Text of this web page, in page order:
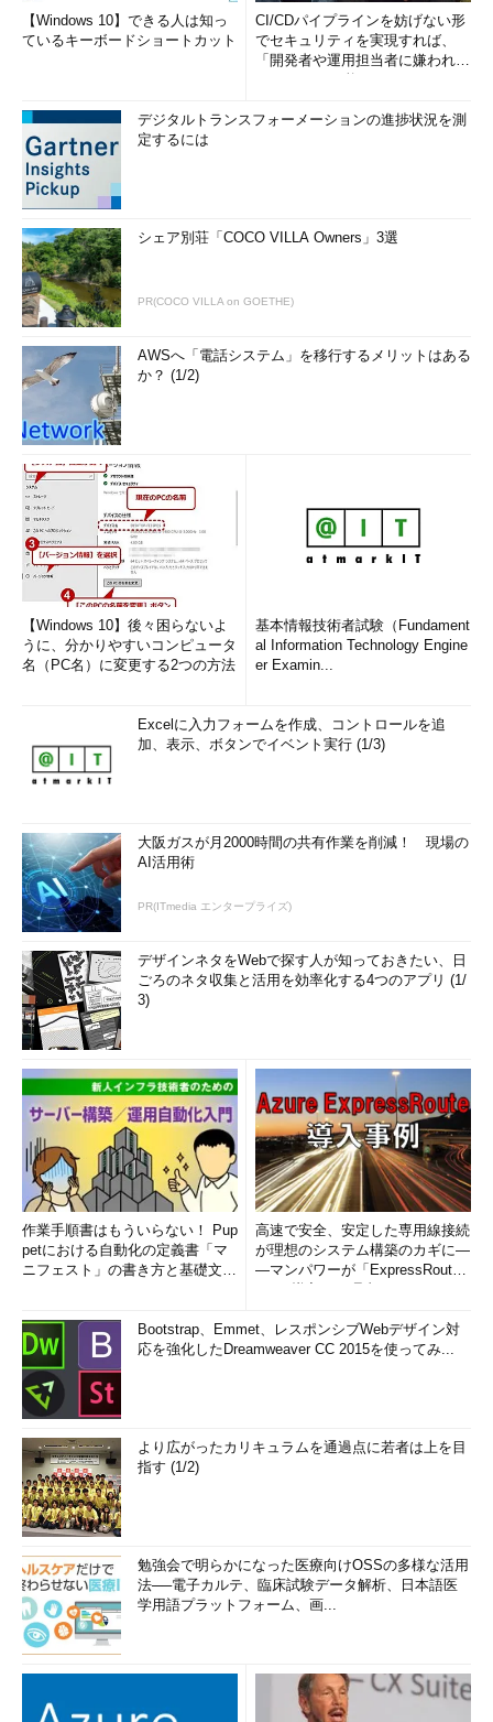
【Windows 10】できる人は知っ
ているキーボードショートカット
CI/CDパイプラインを妨げない形
でセキュリティを実現すれば、
「開発者や運用担当者に嫌われな
デジタルトランスフォーメーションの進捗状況を測
定するには
シェア別荘「COCO VILLA Owners」3選
PR(COCO VILLA on GOETHE)
AWSへ「電話システム」を移行するメリットはある
か？ (1/2)
【Windows 10】後々困らないよ
うに、分かりやすいコンピュータ
名（PC名）に変更する2つの方法
基本情報技術者試験（Fundament
al Information Technology Engine
er Examin...
Excelに入力フォームを作成、コントロールを追
加、表示、ボタンでイベント実行 (1/3)
大阪ガスが月2000時間の共有作業を削減！ 現場の
AI活用術
PR(ITmedia エンタープライズ)
デザインネタをWebで探す人が知っておきたい、日
ごろのネタ収集と活用を効率化する4つのアプリ (1/
3)
作業手順書はもういらない！ Pup
petにおける自動化の定義書「マ
ニフェスト」の書き方と基礎文法
高速で安全、安定した専用線接続
が理想のシステム構築のカギに―
―マンパワーが「ExpressRout
Bootstrap、Emmet、レスポンシブWebデザイン対
応を強化したDreamweaver CC 2015を使ってみ...
より広がったカリキュラムを通過点に若者は上を目
指す (1/2)
勉強会で明らかになった医療向けOSSの多様な活用
法──電子カルテ、臨床試験データ解析、日本語医
学用語プラットフォーム、画...